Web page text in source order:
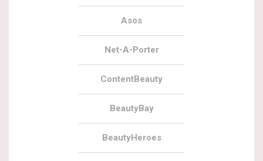
Asos
Net-A-Porter
ContentBeauty
BeautyBay
BeautyHeroes